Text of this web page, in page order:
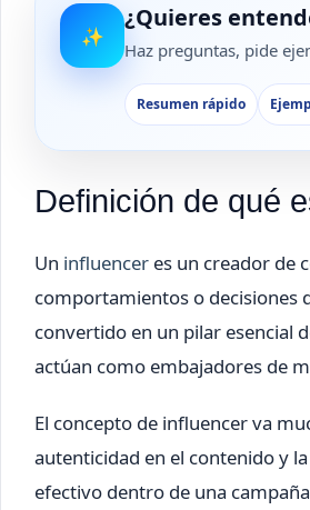
✨
¿Quieres
Haz preguntas, pide
Resumen rápido
Definición de qué
Un influencer es un creador de
comportamientos o decisiones
convertido en un pilar esencial
actúan como embajadores de
El concepto de influencer va
autenticidad en el contenido y
efectivo dentro de una